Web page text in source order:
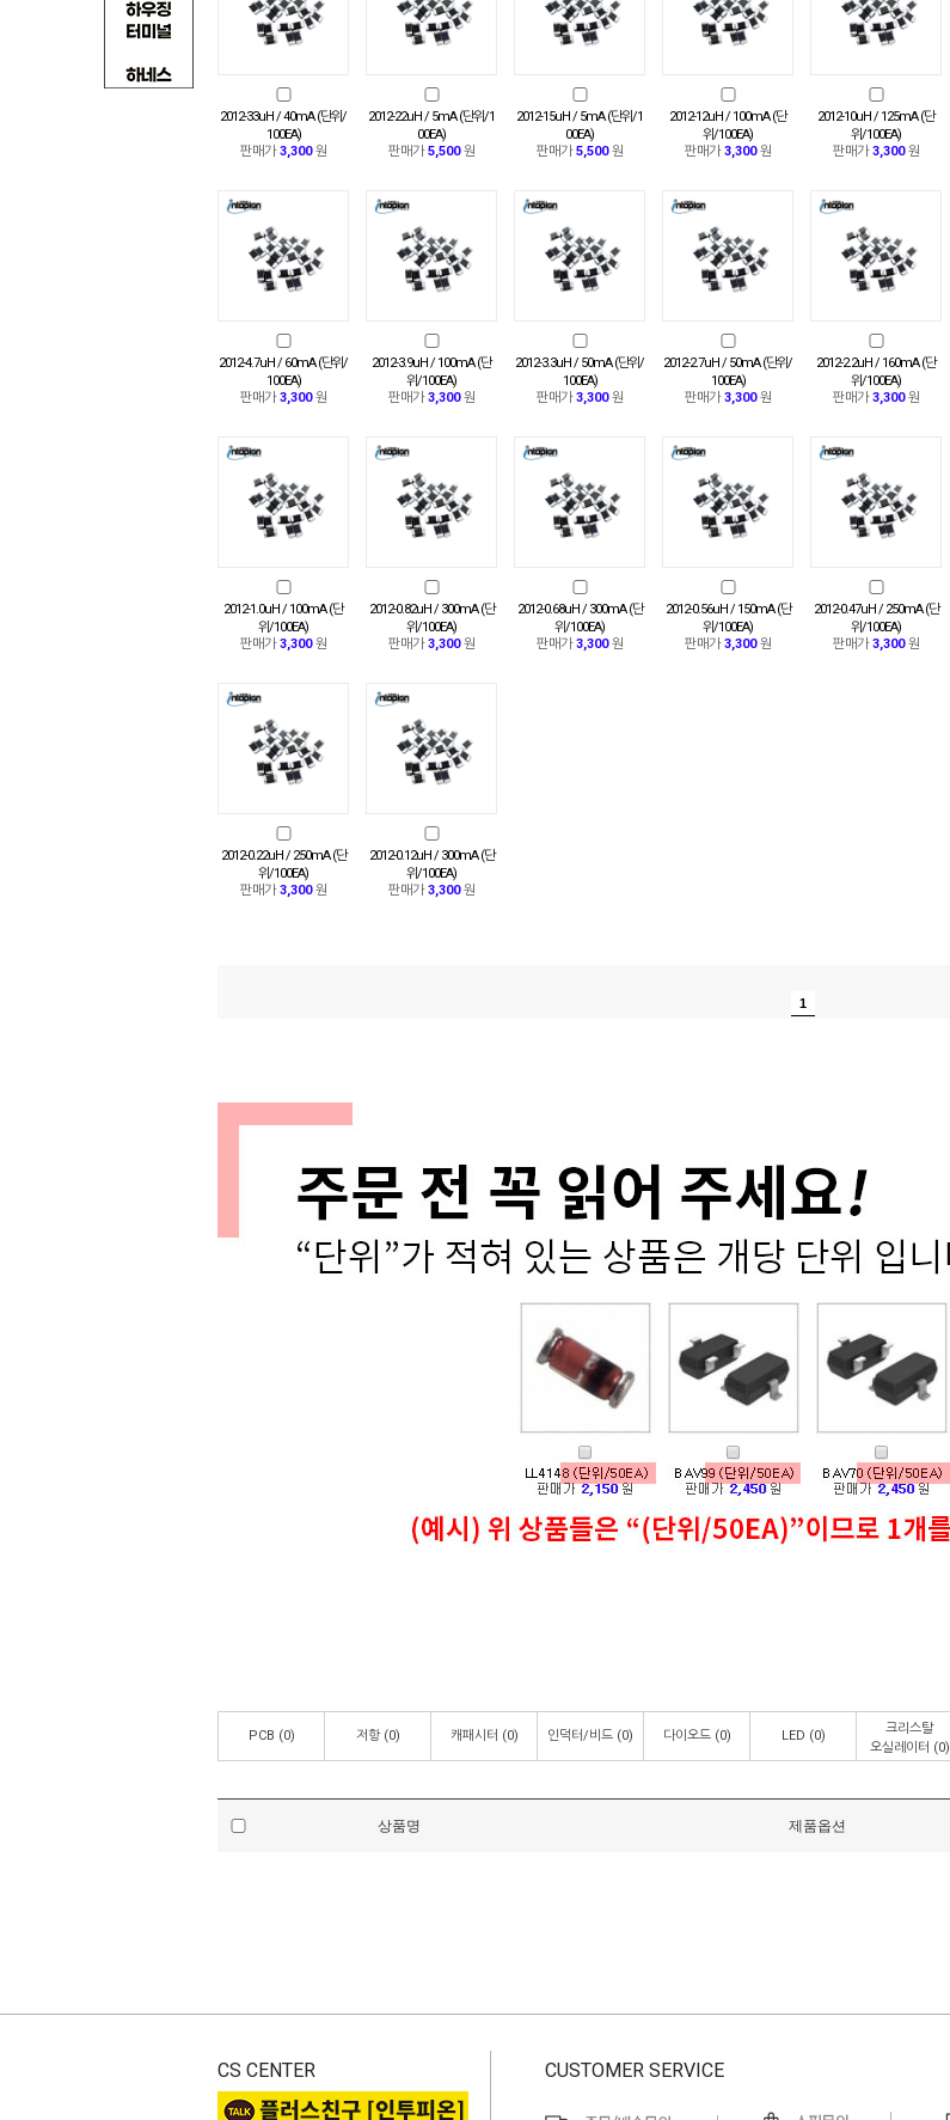
2012-33uH / 40mA (단위/
100EA)
판매가3,300원
2012-22uH / 5mA (단위/1
00EA)
판매가5,500원
2012-15uH / 5mA (단위/1
00EA)
판매가5,500원
2012-12uH / 100mA (단
위/100EA)
판매가3,300원
2012-10uH / 125mA (단
위/100EA)
판매가3,300원
2012-4.7uH / 60mA (단위/
100EA)
판매가3,300원
2012-3.9uH / 100mA (단
위/100EA)
판매가3,300원
2012-3.3uH / 50mA (단위/
100EA)
판매가3,300원
2012-2.7uH / 50mA (단위/
100EA)
판매가3,300원
2012-2.2uH / 160mA (단
위/100EA)
판매가3,300원
2012-1.0uH / 100mA (단
위/100EA)
판매가3,300원
2012-0.82uH / 300mA (단
위/100EA)
판매가3,300원
2012-0.68uH / 300mA (단
위/100EA)
판매가3,300원
2012-0.56uH / 150mA (단
위/100EA)
판매가3,300원
2012-0.47uH / 250mA (단
위/100EA)
판매가3,300원
2012-0.22uH / 250mA (단
위/100EA)
판매가3,300원
2012-0.12uH / 300mA (단
위/100EA)
판매가3,300원
1
PCB (0) 저항(0) 캐패시터 (0) 인덕터/비드 (0) 다이오드(0) LED (0)
크리스탈
오실레이터 (0)
상품명 제품옵션
CS CENTER CUSTOMER SERVICE